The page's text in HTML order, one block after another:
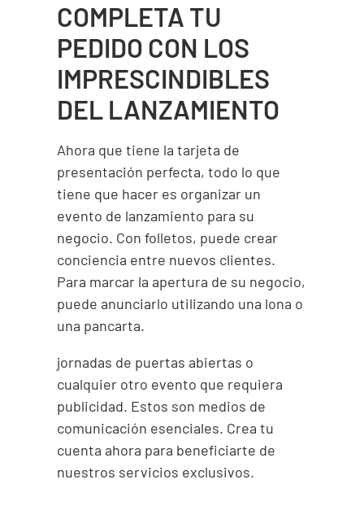
COMPLETA TU
PEDIDO CON LOS
IMPRESCINDIBLES
DEL LANZAMIENTO
Ahora que tiene la tarjeta de
presentación perfecta, todo lo que
tiene que hacer es organizar un
evento de lanzamiento para su
negocio. Con folletos, puede crear
conciencia entre nuevos clientes.
Para marcar la apertura de su negocio,
puede anunciarlo utilizando una lona o
una pancarta.
jornadas de puertas abiertas o
cualquier otro evento que requiera
publicidad. Estos son medios de
comunicación esenciales. Crea tu
cuenta ahora para beneficiarte de
nuestros servicios exclusivos.